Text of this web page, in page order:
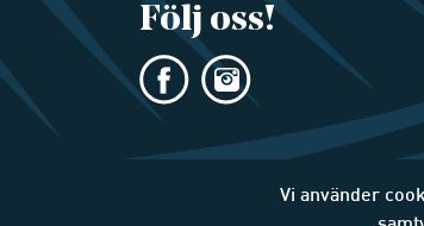
Följ oss!
Vi använder